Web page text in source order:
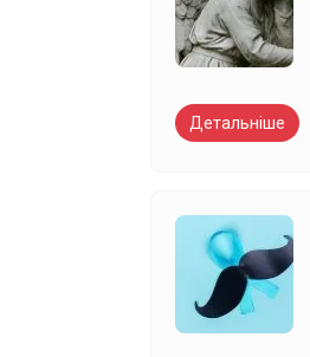
Детальніше